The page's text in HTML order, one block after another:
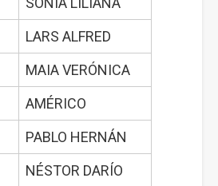
LARS ALFRED
MAIA VERÓNICA
AMÉRICO
PABLO HERNÁN
NÉSTOR DARÍO